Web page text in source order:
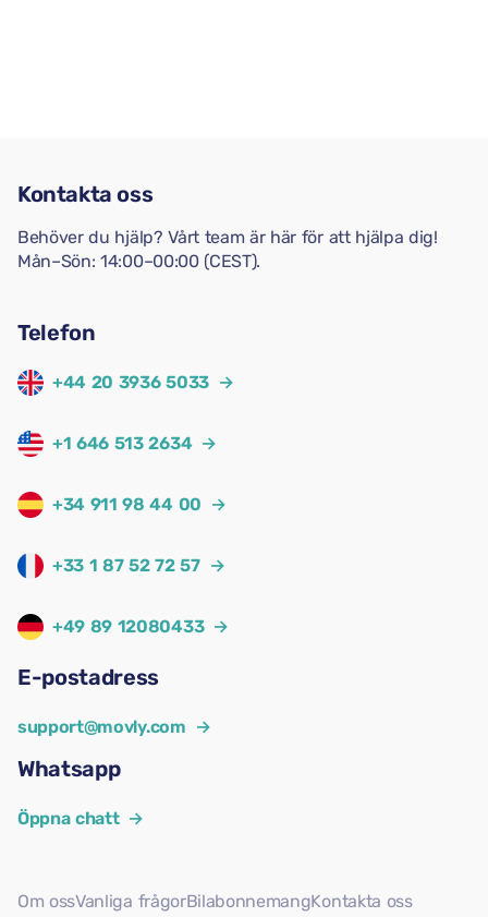
Kontakta oss
Behöver du hjälp? Vårt team är här för att hjälpa dig!
Mån–Sön: 14:00–00:00 (CEST).
Telefon
+44 20 3936 5033 →
+1 646 513 2634 →
+34 911 98 44 00 →
+33 1 87 52 72 57 →
+49 89 12080433 →
E-postadress
support@movly.com →
Whatsapp
Öppna chatt →
Om ossVanliga frågorBilabonnemangKontakta oss